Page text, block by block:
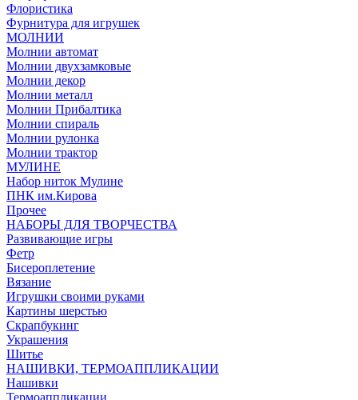
Флористика
Фурнитура для игрушек
МОЛНИИ
Молнии автомат
Молнии двухзамковые
Молнии декор
Молнии металл
Молнии Прибалтика
Молнии спираль
Молнии рулонка
Молнии трактор
МУЛИНЕ
Набор ниток Мулине
ПНК им.Кирова
Прочее
НАБОРЫ ДЛЯ ТВОРЧЕСТВА
Развивающие игры
Фетр
Бисероплетение
Вязание
Игрушки своими руками
Картины шерстью
Скрапбукинг
Украшения
Шитье
НАШИВКИ, ТЕРМОАППЛИКАЦИИ
Нашивки
Термоаппликации